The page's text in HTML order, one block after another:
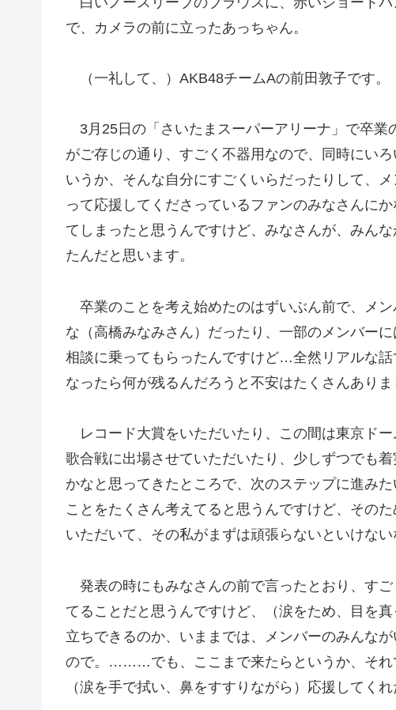
で、カメラの前に立ったあっちゃん。
（一礼して、）AKB48チームAの前田敦子です。
3月25日の「さいたまスーパーアリーナ」で卒業
がご存じの通り、すごく不器用なので、同時にい
いうか、そんな自分にすごくいらだったりして、
って応援してくださっているファンのみなさんに
てしまったと思うんですけど、みなさんが、みん
たんだと思います。
卒業のことを考え始めたのはずいぶん前で、メ
な（高橋みなみさん）だったり、一部のメンバー
相談に乗ってもらったんですけど…全然リアルな
なったら何が残るんだろうと不安はたくさんありま
レコード大賞をいただいたり、この間は東京ド
歌合戦に出場させていただいたり、少しずつでも
かなと思ってきたところで、次のステップに進み
ことをたくさん考えてると思うんですけど、その
いただいて、その私がまずは頑張らないといけない
発表の時にもみなさんの前で言ったとおり、す
てることだと思うんですけど、（涙をため、目を
立ちできるのか、いままでは、メンバーのみんな
ので。………でも、ここまで来たらというか、それ
（涙を手で拭い、鼻をすすりながら）応援してく